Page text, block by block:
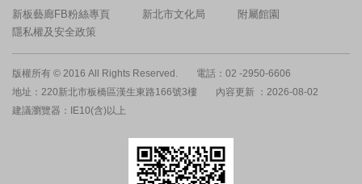
新板藝廊FB粉絲專頁 新北市文化局
附屬館園
隱私權及安全政策
版權所有 © 2016 All Rights Reserved.
電話：02 -2950-6606
地址：220新北市板橋區漢生東路166號3樓
內容更新 ：2026-08-02
建議瀏覽器：IE10(含)以上